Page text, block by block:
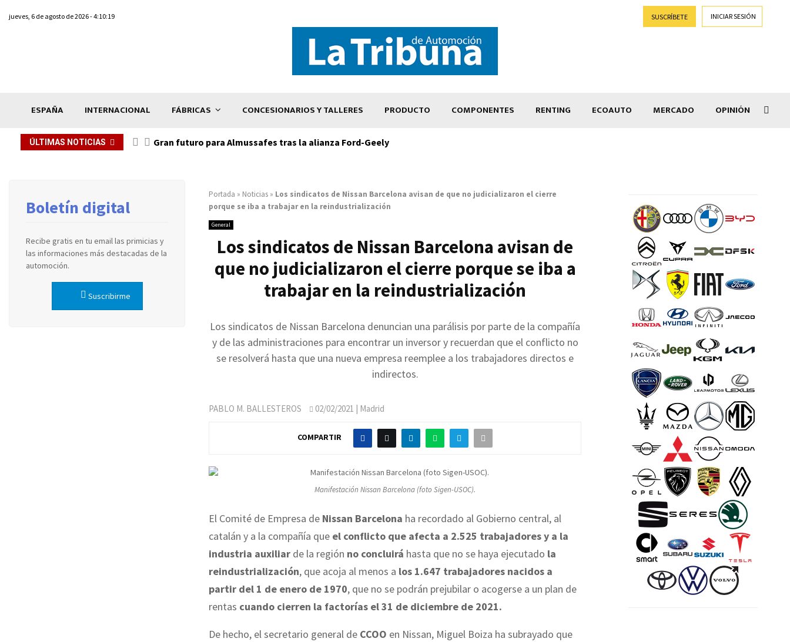
jueves, 6 de agosto de 2026 - 4:10:19 SUSCRÍBETE INICIAR SESIÓN
ESPAÑA INTERNACIONAL FÁBRICAS CONCESIONARIOS Y TALLERES PRODUCTO COMPONENTES RENTING ECOAUTO MERCADO OPINIÓN
ÚLTIMAS NOTICIAS Gran futuro para Almussafes tras la alianza Ford-Geely
Portada » Noticias » Los sindicatos de Nissan Barcelona avisan de que no judicializaron el cierre
porque se iba a trabajar en la reindustrialización
General
Los sindicatos de Nissan Barcelona avisan de
que no judicializaron el cierre porque se iba a
trabajar en la reindustrialización
Los sindicatos de Nissan Barcelona denuncian una parálisis por parte de la compañía
y de las administraciones para encontrar un inversor y recuerdan que el conflicto no
se resolverá hasta que una nueva empresa reemplee a los trabajadores directos e
indirectos.
PABLO M. BALLESTEROS 02/02/2021 | Madrid
COMPARTIR
Manifestación Nissan Barcelona (foto Sigen-USOC).
El Comité de Empresa de Nissan Barcelona ha recordado al Gobierno central, al
catalán y a la compañía que el conflicto que afecta a 2.525 trabajadores y a la
industria auxiliar de la región no concluirá hasta que no se haya ejecutado la
reindustrialización, que acoja al menos a los 1.647 trabajadores nacidos a
partir del 1 de enero de 1970, que no se podrán prejubilar o acogerse a un plan de
rentas cuando cierren la factorías el 31 de diciembre de 2021.
De hecho, el secretario general de CCOO en Nissan, Miguel Boiza ha subrayado que
Boletín digital
Recibe gratis en tu email las primicias y
las informaciones más destacadas de la
automoción.
Suscribirme